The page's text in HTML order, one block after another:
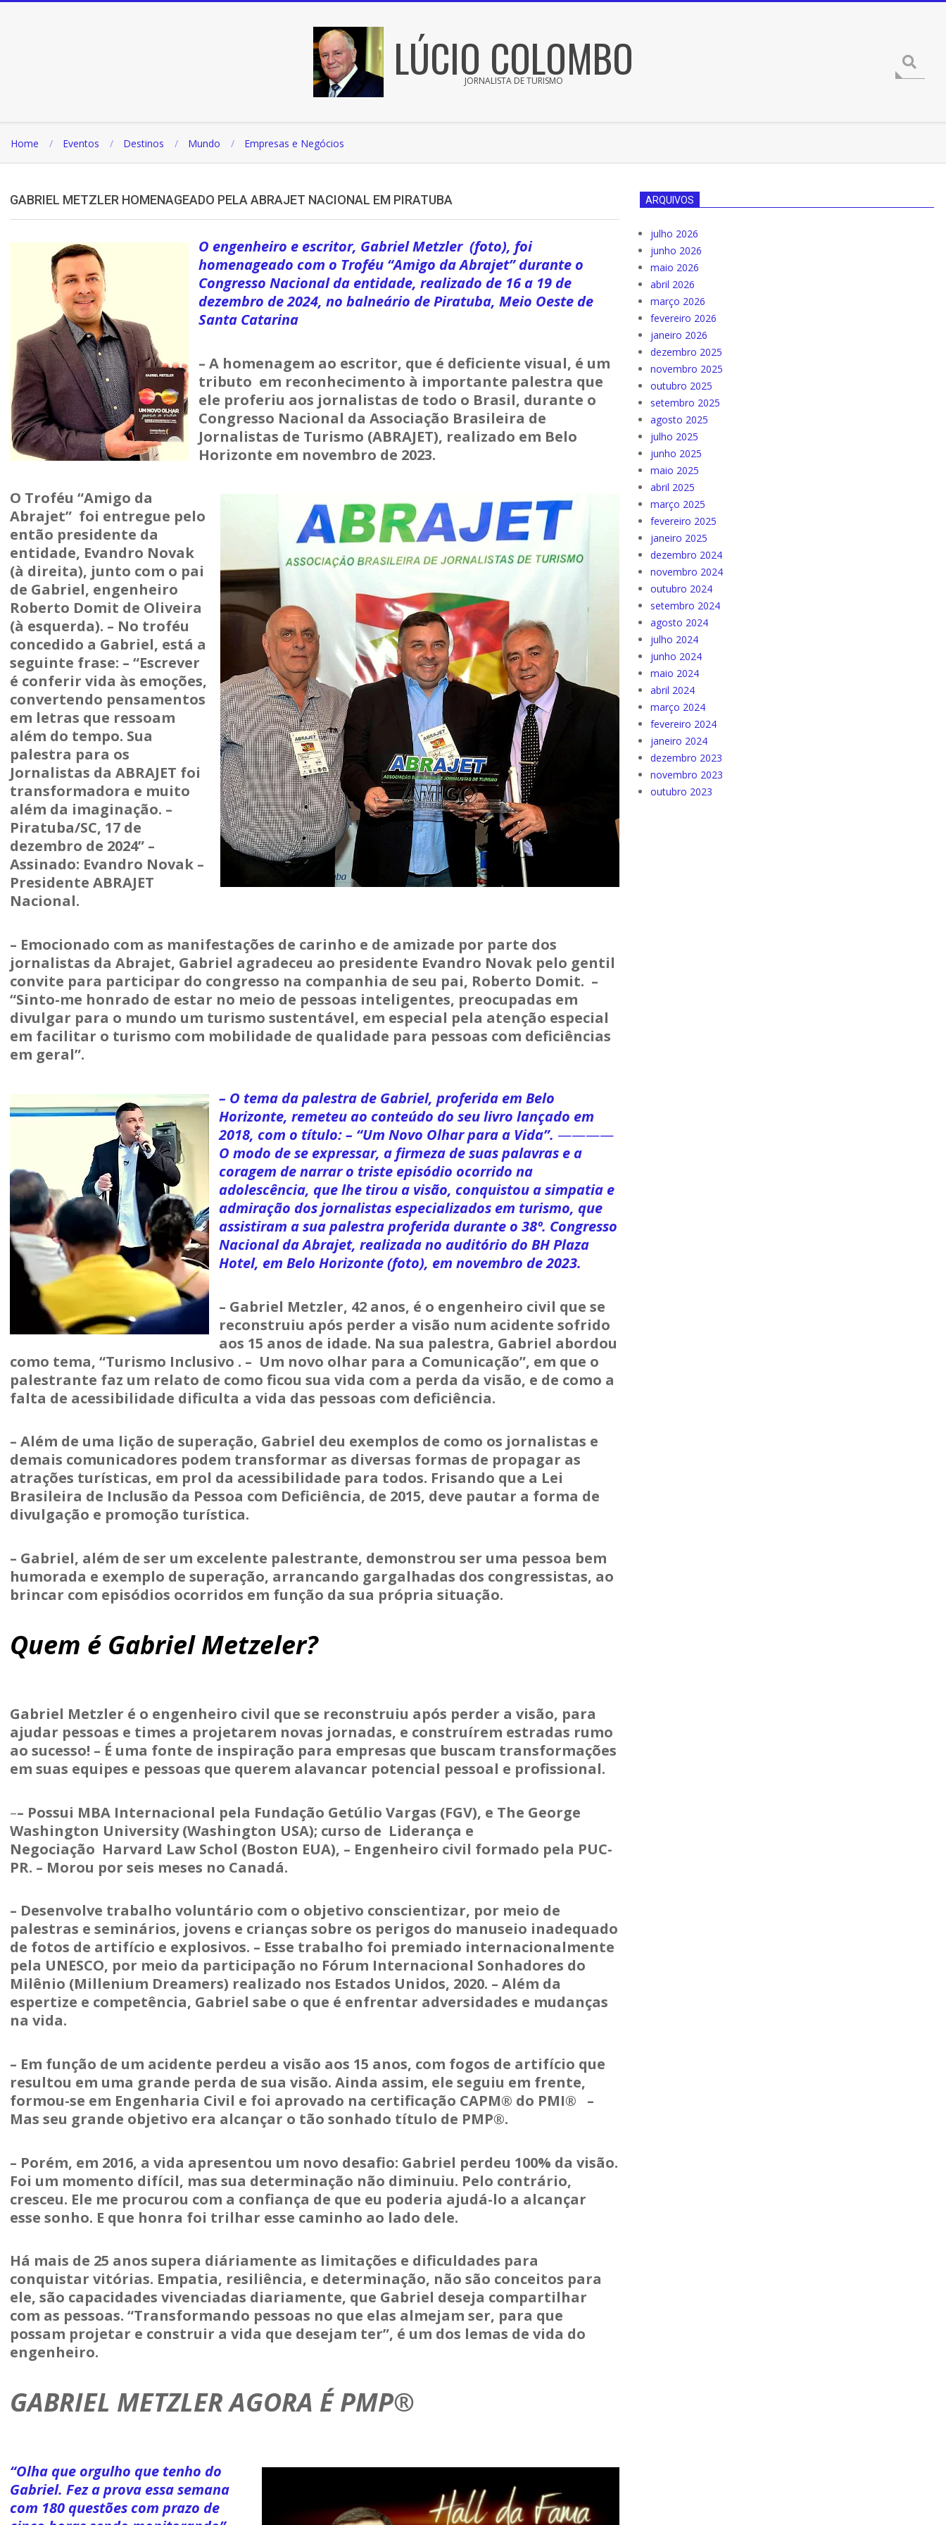
LÚCIO COLOMBO
JORNALISTA DE TURISMO
Home Eventos Destinos Mundo Empresas e Negócios
GABRIEL METZLER HOMENAGEADO PELA ABRAJET NACIONAL EM PIRATUBA
O engenheiro e escritor, Gabriel Metzler (foto), foi
homenageado com o Troféu “Amigo da Abrajet” durante o
Congresso Nacional da entidade, realizado de 16 a 19 de
dezembro de 2024, no balneário de Piratuba, Meio Oeste de
Santa Catarina
– A homenagem ao escritor, que é deficiente visual, é um
tributo em reconhecimento à importante palestra que
ele proferiu aos jornalistas de todo o Brasil, durante o
Congresso Nacional da Associação Brasileira de
Jornalistas de Turismo (ABRAJET), realizado em Belo
Horizonte em novembro de 2023.
O Troféu “Amigo da
Abrajet” foi entregue pelo
então presidente da
entidade, Evandro Novak
(à direita), junto com o pai
de Gabriel, engenheiro
Roberto Domit de Oliveira
(à esquerda). – No troféu
concedido a Gabriel, está a
seguinte frase: – “Escrever
é conferir vida às emoções,
convertendo pensamentos
em letras que ressoam
além do tempo. Sua
palestra para os
Jornalistas da ABRAJET foi
transformadora e muito
além da imaginação. –
Piratuba/SC, 17 de
dezembro de 2024” –
Assinado: Evandro Novak –
Presidente ABRAJET
Nacional.
– Emocionado com as manifestações de carinho e de amizade por parte dos
jornalistas da Abrajet, Gabriel agradeceu ao presidente Evandro Novak pelo gentil
convite para participar do congresso na companhia de seu pai, Roberto Domit. –
“Sinto-me honrado de estar no meio de pessoas inteligentes, preocupadas em
divulgar para o mundo um turismo sustentável, em especial pela atenção especial
em facilitar o turismo com mobilidade de qualidade para pessoas com deficiências
em geral”.
– O tema da palestra de Gabriel, proferida em Belo
Horizonte, remeteu ao conteúdo do seu livro lançado em
2018, com o título: – “Um Novo Olhar para a Vida”. ————
O modo de se expressar, a firmeza de suas palavras e a
coragem de narrar o triste episódio ocorrido na
adolescência, que lhe tirou a visão, conquistou a simpatia e
admiração dos jornalistas especializados em turismo, que
assistiram a sua palestra proferida durante o 38º. Congresso
Nacional da Abrajet, realizada no auditório do BH Plaza
Hotel, em Belo Horizonte (foto), em novembro de 2023.
– Gabriel Metzler, 42 anos, é o engenheiro civil que se
reconstruiu após perder a visão num acidente sofrido
aos 15 anos de idade. Na sua palestra, Gabriel abordou
como tema, “Turismo Inclusivo . – Um novo olhar para a Comunicação”, em que o
palestrante faz um relato de como ficou sua vida com a perda da visão, e de como a
falta de acessibilidade dificulta a vida das pessoas com deficiência.
– Além de uma lição de superação, Gabriel deu exemplos de como os jornalistas e
demais comunicadores podem transformar as diversas formas de propagar as
atrações turísticas, em prol da acessibilidade para todos. Frisando que a Lei
Brasileira de Inclusão da Pessoa com Deficiência, de 2015, deve pautar a forma de
divulgação e promoção turística.
– Gabriel, além de ser um excelente palestrante, demonstrou ser uma pessoa bem
humorada e exemplo de superação, arrancando gargalhadas dos congressistas, ao
brincar com episódios ocorridos em função da sua própria situação.
Quem é Gabriel Metzeler?
Gabriel Metzler é o engenheiro civil que se reconstruiu após perder a visão, para
ajudar pessoas e times a projetarem novas jornadas, e construírem estradas rumo
ao sucesso! – É uma fonte de inspiração para empresas que buscam transformações
em suas equipes e pessoas que querem alavancar potencial pessoal e profissional.
–– Possui MBA Internacional pela Fundação Getúlio Vargas (FGV), e The George
Washington University (Washington USA); curso de Liderança e
Negociação Harvard Law Schol (Boston EUA), – Engenheiro civil formado pela PUC-
PR. – Morou por seis meses no Canadá.
– Desenvolve trabalho voluntário com o objetivo conscientizar, por meio de
palestras e seminários, jovens e crianças sobre os perigos do manuseio inadequado
de fotos de artifício e explosivos. – Esse trabalho foi premiado internacionalmente
pela UNESCO, por meio da participação no Fórum Internacional Sonhadores do
Milênio (Millenium Dreamers) realizado nos Estados Unidos, 2020. – Além da
espertize e competência, Gabriel sabe o que é enfrentar adversidades e mudanças
na vida.
– Em função de um acidente perdeu a visão aos 15 anos, com fogos de artifício que
resultou em uma grande perda de sua visão. Ainda assim, ele seguiu em frente,
formou-se em Engenharia Civil e foi aprovado na certificação CAPM® do PMI® –
Mas seu grande objetivo era alcançar o tão sonhado título de PMP®.
– Porém, em 2016, a vida apresentou um novo desafio: Gabriel perdeu 100% da visão.
Foi um momento difícil, mas sua determinação não diminuiu. Pelo contrário,
cresceu. Ele me procurou com a confiança de que eu poderia ajudá-lo a alcançar
esse sonho. E que honra foi trilhar esse caminho ao lado dele.
Há mais de 25 anos supera diáriamente as limitações e dificuldades para
conquistar vitórias. Empatia, resiliência, e determinação, não são conceitos para
ele, são capacidades vivenciadas diariamente, que Gabriel deseja compartilhar
com as pessoas. “Transformando pessoas no que elas almejam ser, para que
possam projetar e construir a vida que desejam ter”, é um dos lemas de vida do
engenheiro.
GABRIEL METZLER AGORA É PMP®
“Olha que orgulho que tenho do
Gabriel. Fez a prova essa semana
com 180 questões com prazo de
ARQUIVOS
julho 2026
junho 2026
maio 2026
abril 2026
março 2026
fevereiro 2026
janeiro 2026
dezembro 2025
novembro 2025
outubro 2025
setembro 2025
agosto 2025
julho 2025
junho 2025
maio 2025
abril 2025
março 2025
fevereiro 2025
janeiro 2025
dezembro 2024
novembro 2024
outubro 2024
setembro 2024
agosto 2024
julho 2024
junho 2024
maio 2024
abril 2024
março 2024
fevereiro 2024
janeiro 2024
dezembro 2023
novembro 2023
outubro 2023